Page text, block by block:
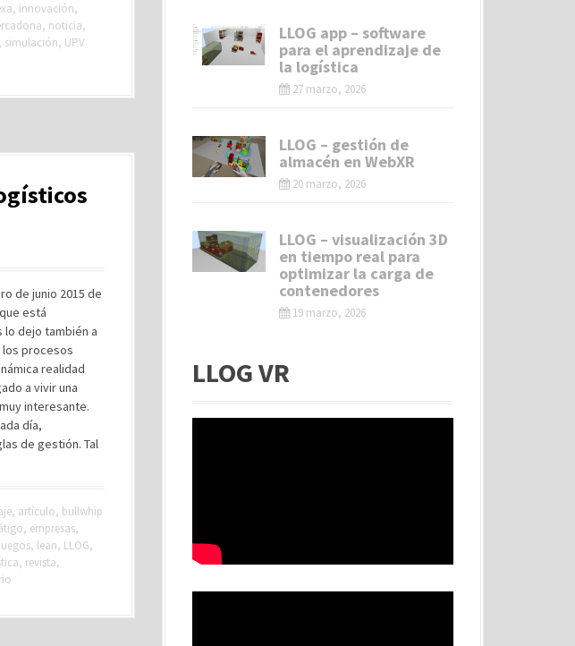
, innovación,
, noticia,
, simulación, UPV
de junio 2015 de
está
dejo también a
los procesos
realidad
a vivir una
interesante.
día,
de gestión. Tal
, artículo, bullwhip
, empresas,
juegos, lean, LLOG,
, revista,
LLOG app – software
para el aprendizaje de
la logística
27 marzo, 2026
LLOG – gestión de
almacén en WebXR
20 marzo, 2026
LLOG – visualización 3D
en tiempo real para
optimizar la carga de
contenedores
19 marzo, 2026
LLOG VR